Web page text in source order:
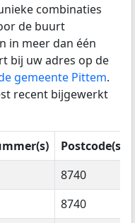
combinaties
de buurt
in meer dan één
bij uw adres op de
gemeente Pittem.
recent bijgewerkt
Postcode(s)
8740
8740